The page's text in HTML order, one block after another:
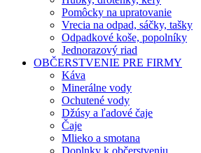
Pomôcky na upratovanie
Vrecia na odpad, sáčky, tašky
Odpadkové koše, popolníky
Jednorazový riad
OBČERSTVENIE PRE FIRMY
Káva
Minerálne vody
Ochutené vody
Džúsy a ľadové čaje
Čaje
Mlieko a smotana
Doplnky k občerstveniu